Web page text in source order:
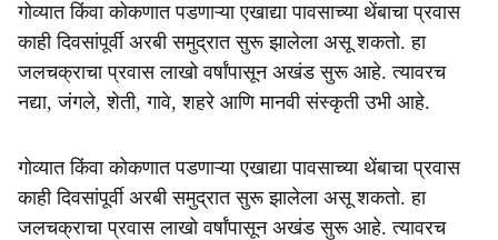
r
e
गोव्यात किंवा कोकणात पडणाऱ्या एखाद्या पावसाच्या थेंबाचा प्रवास
काही दिवसांपूर्वी अरबी समुद्रात सुरू झालेला असू शकतो. हा
जलचक्राचा प्रवास लाखो वर्षांपासून अखंड सुरू आहे. त्यावरच
नद्या, जंगले, शेती, गावे, शहरे आणि मानवी संस्कृती उभी आहे.
गोव्यात किंवा कोकणात पडणाऱ्या एखाद्या पावसाच्या थेंबाचा प्रवास
काही दिवसांपूर्वी अरबी समुद्रात सुरू झालेला असू शकतो. हा
जलचक्राचा प्रवास लाखो वर्षांपासून अखंड सुरू आहे. त्यावरच